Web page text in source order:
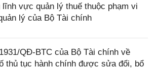
lĩnh vực quản lý thuế thuộc phạm vi
lý của Bộ Tài chính
QĐ-BTC của Bộ Tài chính về
thủ tục hành chính được sửa đổi, bổ